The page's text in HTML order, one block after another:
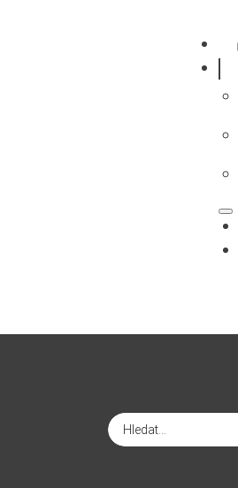
Products
search